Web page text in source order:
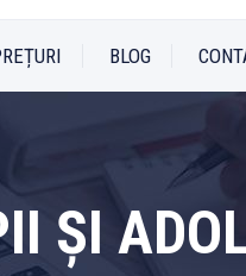
BLOG
ȘI